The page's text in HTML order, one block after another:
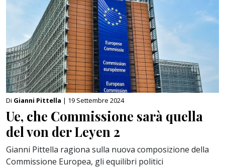
Di Gianni Pittella | 19 Settembre 2024
Ue, che Commissione sarà quella
del von der Leyen 2
Gianni Pittella ragiona sulla nuova composizione della
Commissione Europea, gli equilibri politici